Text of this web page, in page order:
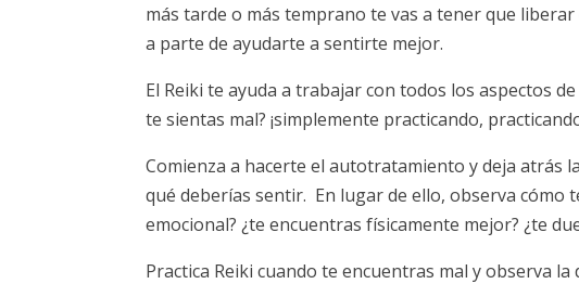
más tarde o más temprano te vas a tener que
a parte de ayudarte a sentirte mejor.
El Reiki te ayuda a trabajar con todos los aspectos
te sientas mal? ¡simplemente practicando,
Comienza a hacerte el autotratamiento y deja atrás
qué deberías sentir. En lugar de ello, observa cómo
emocional? ¿te encuentras físicamente mejor? ¿te
Practica Reiki cuando te encuentras mal y observa